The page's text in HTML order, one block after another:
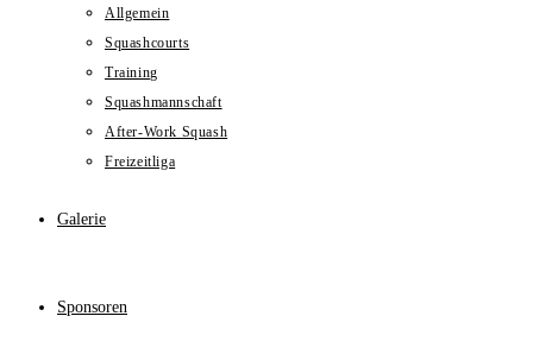
Allgemein
Squashcourts
Training
Squashmannschaft
After-Work Squash
Freizeitliga
Galerie
Sponsoren